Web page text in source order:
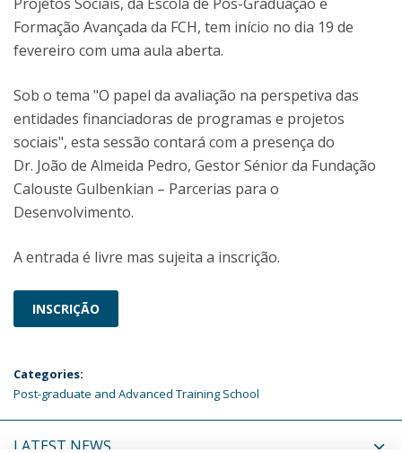
Projetos Sociais, da Escola de Pós-Graduação e
Formação Avançada da FCH, tem início no dia 19 de
fevereiro com uma aula aberta.
Sob o tema "O papel da avaliação na perspetiva das
entidades financiadoras de programas e projetos
sociais", esta sessão contará com a presença do
Dr. João de Almeida Pedro, Gestor Sénior da Fundação
Calouste Gulbenkian – Parcerias para o
Desenvolvimento.
A entrada é livre mas sujeita a inscrição.
INSCRIÇÃO
Categories:
Post-graduate and Advanced Training School
LATEST NEWS